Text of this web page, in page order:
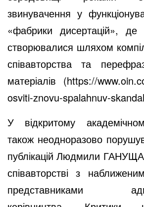
звинувачення у
«фабрики дисертацій», де
створювалися шляхом
співавторства та
матеріалів (https://
osviti-znovu-spalahnuv-
У відкритому
також неодноразово
публікацій Людмили
співавторстві з
представниками